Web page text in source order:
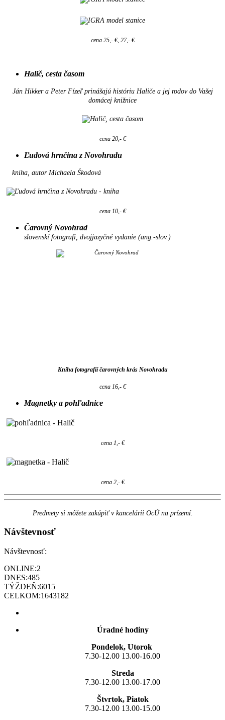
cena 25,- €, 27,- €
Halič, cesta časom
Ján Hikker a Peter Fízeľ prinášajú históriu Haliče a jej rodov do Vašej
domácej knižnice
cena 20,- €
Ľudová hrnčina z Novohradu
kniha, autor Michaela Škodová
cena 10,- €
Čarovný Novohrad
slovenskí fotografi, dvojjazyčné vydanie (ang.-slov.)
Kniha fotografií čarovných krás Novohradu
cena 16,- €
Magnetky a pohľadnice
cena 1,- €
cena 2,- €
Predmety si môžete zakúpiť v kancelárii OcÚ na prízemí.
Návštevnosť
Návštevnosť:
ONLINE:2
DNES:485
TÝŽDEŇ:6015
CELKOM:1643182
Úradné hodiny
Pondelok, Utorok
7.30-12.00 13.00-16.00
Streda
7.30-12.00 13.00-17.00
Štvrtok, Piatok
7.30-12.00 13.00-15.00